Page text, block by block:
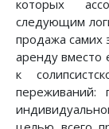
которых
следующим
продажа самих
аренду вместо
к
переживаний: